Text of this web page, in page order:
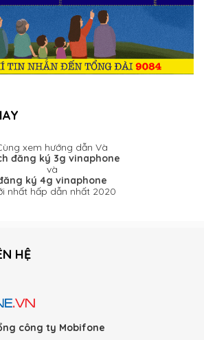
xem hướng dẫn Và
đăng ký 3g vinaphone
và
ký 4g vinaphone
nhất hấp dẫn nhất 2020
HỆ
công ty Mobifone